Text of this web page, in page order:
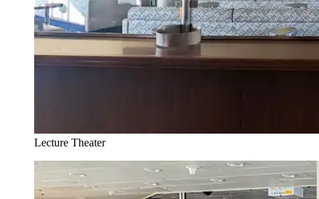
Lecture Theater